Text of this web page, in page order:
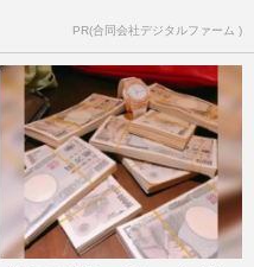
PR(合同会社デジタルファーム )